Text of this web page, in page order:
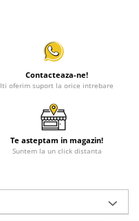
Contacteaza-ne!
Iti oferim suport la orice intrebare
Te asteptam in magazin!
Suntem la un click distanta